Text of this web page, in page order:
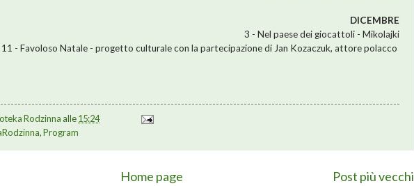
DICEMBRE
3 - Nel paese dei giocattoli - Mikolajki
11 - Favoloso Natale - progetto culturale con la partecipazione di Jan Kozaczuk, attore polacco
Rodzinnaalle15:24
,Program
Post più vecchi
Home page